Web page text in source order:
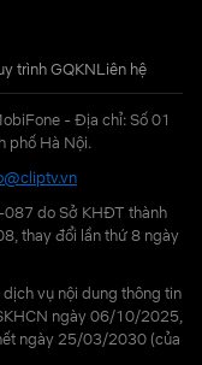
trình GQKNLiên hệ
- Địa chỉ: Số 01
phố Hà Nội.
do Sở KHĐT thành
thay đổi lần thứ 8 ngày
vụ nội dung thông tin
ngày 06/10/2025,
ngày 25/03/2030 (của